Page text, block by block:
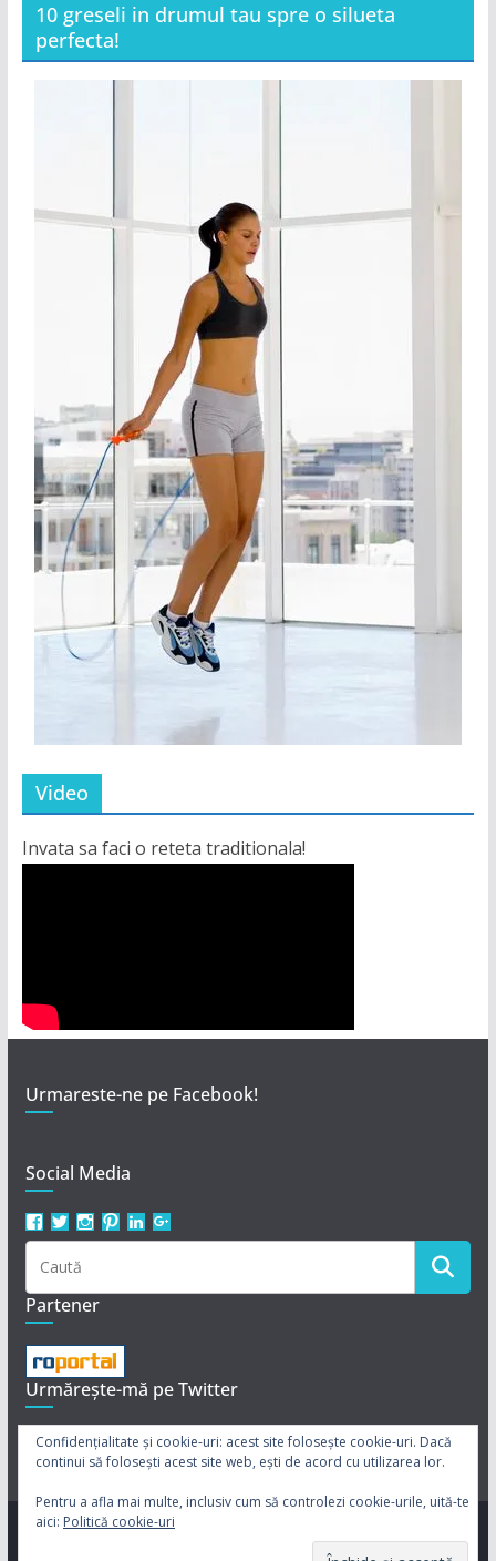
10 greseli in drumul tau spre o silueta
perfecta!
Video
Invata sa faci o reteta traditionala!
Urmareste-ne pe Facebook!
Social Media
Vezi
profilul
pe
Facebook
Vezi
profilul
pe
Twitter
Vezi
profilul
Instagram
Vezi
profilul
Pinterest
Vezi
profilul
pe
profilul
Google+
Partener
Urmărește-mă pe Twitter
Twiturile mele
Confidențialitate și cookie-uri: acest site folosește cookie-uri. Dacă
continui să folosești acest site web, ești de acord cu utilizarea lor.
Pentru a afla mai multe, inclusiv cum să controlezi cookie-urile, uită-te
aici: Politică cookie-uri